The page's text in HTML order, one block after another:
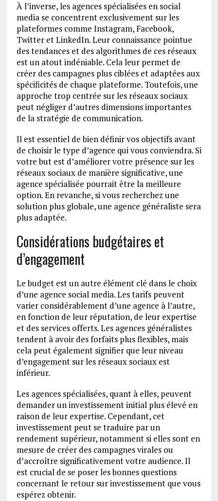
À l’inverse, les agences spécialisées en social
media se concentrent exclusivement sur les
plateformes comme Instagram, Facebook,
Twitter et LinkedIn. Leur connaissance pointue
des tendances et des algorithmes de ces réseaux
est un atout indéniable. Cela leur permet de
créer des campagnes plus ciblées et adaptées aux
spécificités de chaque plateforme. Toutefois, une
approche trop centrée sur les réseaux sociaux
peut négliger d’autres dimensions importantes
de la stratégie de communication.
Il est essentiel de bien définir vos objectifs avant
de choisir le type d’agence qui vous conviendra. Si
votre but est d’améliorer votre présence sur les
réseaux sociaux de manière significative, une
agence spécialisée pourrait être la meilleure
option. En revanche, si vous recherchez une
solution plus globale, une agence généraliste sera
plus adaptée.
Considérations budgétaires et
d’engagement
Le budget est un autre élément clé dans le choix
d’une agence social media. Les tarifs peuvent
varier considérablement d’une agence à l’autre,
en fonction de leur réputation, de leur expertise
et des services offerts. Les agences généralistes
tendent à avoir des forfaits plus flexibles, mais
cela peut également signifier que leur niveau
d’engagement sur les réseaux sociaux est
inférieur.
Les agences spécialisées, quant à elles, peuvent
demander un investissement initial plus élevé en
raison de leur expertise. Cependant, cet
investissement peut se traduire par un
rendement supérieur, notamment si elles sont en
mesure de créer des campagnes virales ou
d’accroître significativement votre audience. Il
est crucial de se poser les bonnes questions
concernant le retour sur investissement que vous
espérez obtenir.